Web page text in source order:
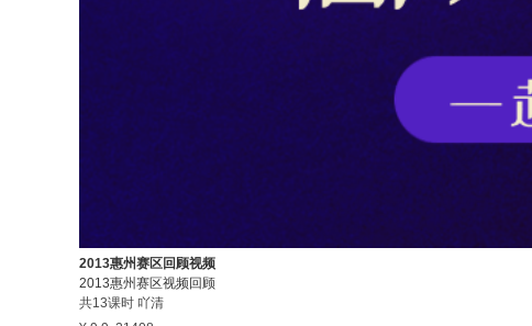
2013惠州赛区回顾视频
2013惠州赛区视频回顾
共13课时 吖清